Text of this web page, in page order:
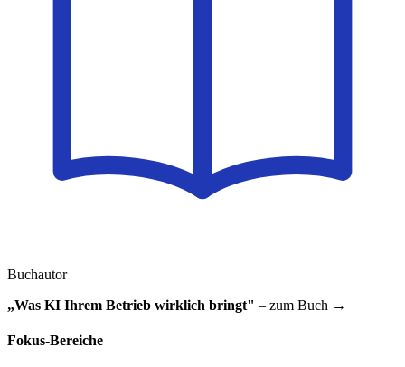
Buchautor
„Was KI Ihrem Betrieb wirklich bringt" – zum Buch →
Fokus-Bereiche